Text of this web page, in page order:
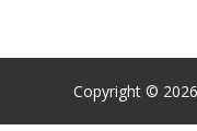
Copyright ©